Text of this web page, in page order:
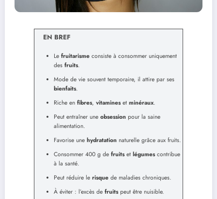
EN BREF
Le fruitarisme consiste à consommer uniquement
des fruits.
Mode de vie souvent temporaire, il attire par ses
bienfaits.
Riche en fibres, vitamineset minéraux.
Peut entraîner une obsession pour la saine
alimentation.
Favorise une hydratation naturelle grâce aux fruits.
Consommer 400 g de fruitset légumescontribue
à la santé.
Peut réduire le risque de maladies chroniques.
À éviter : l’excès de fruitspeut être nuisible.